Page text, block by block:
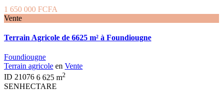
1 650 000 FCFA
Vente
Terrain Agricole de 6625 m² à Foundiougne
Foundiougne
Terrain agricole en Vente
ID 21076 6 625 m2
SENHECTARE